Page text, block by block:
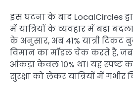
इस घटना के बाद LocalCircles
में यात्रियों के व्यवहार में बड़ा
के अनुसार, अब 41% यात्री
विमान का मॉडल चेक करते हैं,
आंकड़ा केवल 10% था। यह स्पष्ट
सुरक्षा को लेकर यात्रियों में गंभीर